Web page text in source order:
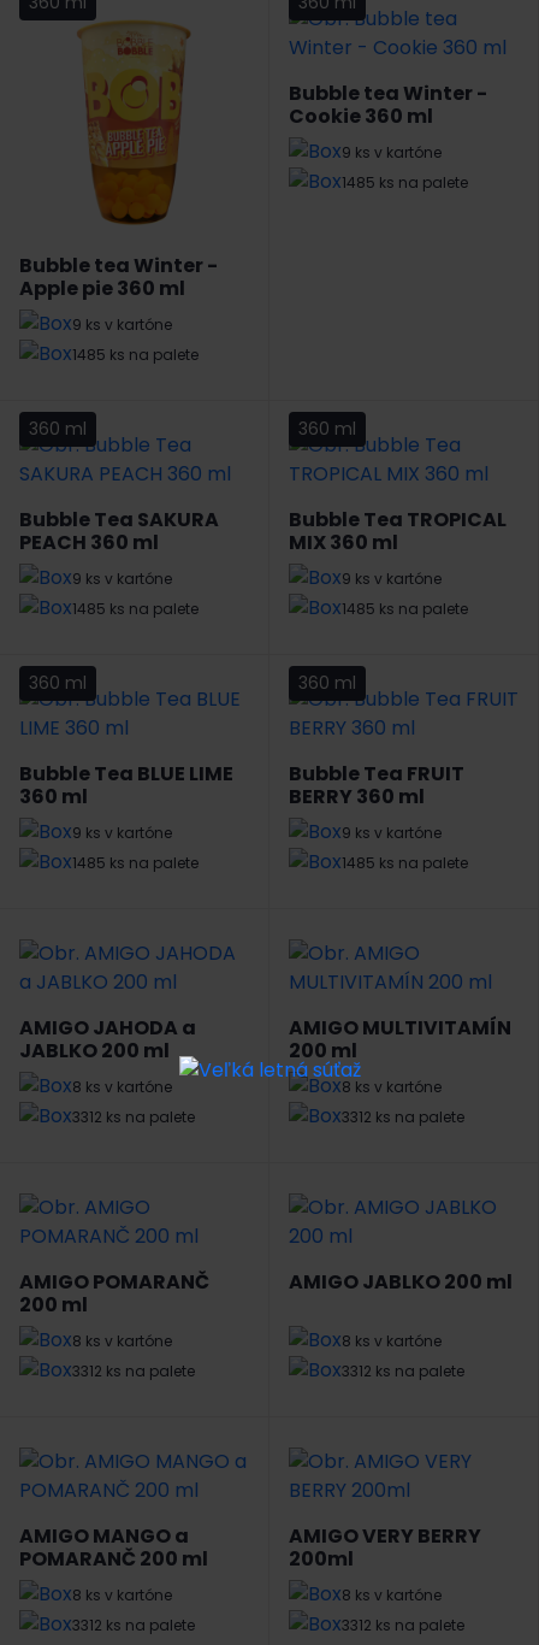
Bubble tea Winter -
Apple pie 360 ml
9 ks v kartóne
1485 ks na palete
Bubble tea Winter -
Cookie 360 ml
9 ks v kartóne
1485 ks na palete
360 ml
Bubble Tea SAKURA
PEACH 360 ml
9 ks v kartóne
1485 ks na palete
360 ml
Bubble Tea TROPICAL
MIX 360 ml
9 ks v kartóne
1485 ks na palete
360 ml
Bubble Tea BLUE LIME
360 ml
9 ks v kartóne
1485 ks na palete
360 ml
Bubble Tea FRUIT
BERRY 360 ml
9 ks v kartóne
1485 ks na palete
AMIGO JAHODA a
JABLKO 200 ml
8 ks v kartóne
3312 ks na palete
AMIGO MULTIVITAMÍN
200 ml
8 ks v kartóne
3312 ks na palete
AMIGO POMARANČ
200 ml
8 ks v kartóne
3312 ks na palete
AMIGO JABLKO 200 ml
8 ks v kartóne
3312 ks na palete
AMIGO MANGO a
POMARANČ 200 ml
8 ks v kartóne
3312 ks na palete
AMIGO VERY BERRY
200ml
8 ks v kartóne
3312 ks na palete